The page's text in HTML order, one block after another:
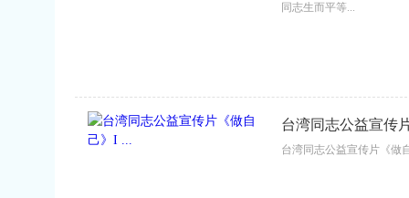
同志生而平等...
台湾同志公益宣传
台湾同志公益宣传片《做